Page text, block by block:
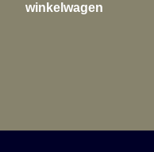
winkelwagen